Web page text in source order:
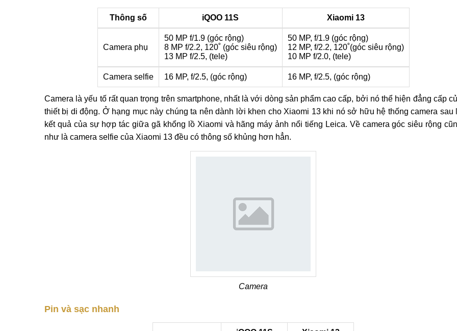
Thông số iQOO 11S Xiaomi 13
Camera phụ
50 MP f/1.9 (góc rộng)
8 MP f/2.2, 120˚ (góc siêu rộng)
13 MP f/2.5, (tele)
50 MP, f/1.9 (góc rộng)
12 MP, f/2.2, 120˚(góc siêu rộng)
10 MP f/2.0, (tele)
Camera selfie 16 MP, f/2.5, (góc rộng) 16 MP, f/2.5, (góc rộng)
Camera là yếu tố rất quan trọng trên smartphone, nhất là với dòng sản phẩm cao cấp, bởi nó thể hiện đẳng cấp
thiết bị di động. Ở hạng mục này chúng ta nên dành lời khen cho Xiaomi 13 khi nó sở hữu hệ thống camera sau
kết quả của sự hợp tác giữa gã khổng lồ Xiaomi và hãng máy ảnh nổi tiếng Leica. Về camera góc siêu rộng
như là camera selfie của Xiaomi 13 đều có thông số khủng hơn hẳn.
Camera
Pin và sạc nhanh